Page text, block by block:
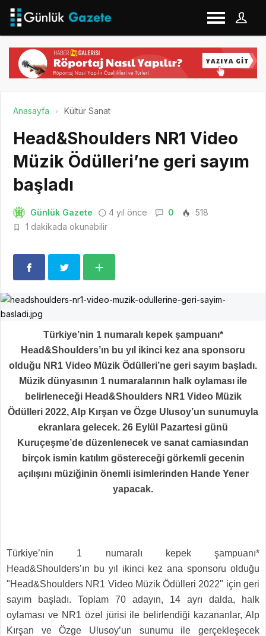
Anasayfa Kültür Sanat
Head&Shoulders NR1 Video
Müzik Ödülleri’ne geri sayım
başladı
Günlük Gazete 4 yıl önce 0
518
1 dakikada okunabilir
Türkiye’nin 1 numaralı kepek şampuanı*
Head&Shoulders’ın bu yıl ikinci kez ana sponsoru
olduğu NR1 Video Müzik Ödülleri’ne geri sayım başladı.
Müzik dünyasının 1 numaralarının halk oylaması ile
belirleneceği Head&Shoulders NR1 Video Müzik
Ödülleri 2022, Alp Kırşan ve Özge Ulusoy’un sunumuyla
ekranlara gelecek. 26 Eylül Pazartesi günü
Kuruçeşme’de düzenlenecek ve sanat camiasından
birçok ismin katılım göstereceği görkemli gecenin
açılışını müziğinin önemli isimlerinden Hande Yener
yapacak.
Türkiye’nin 1 numaralı kepek şampuanı*
Head&Shoulders’ın bu yıl ikinci kez ana sponsoru olduğu
"Head&Shoulders NR1 Video Müzik Ödülleri 2022" için geri
sayım başladı. Toplam 70 adayın, 14 ayrı dalda, halk
oylaması ve NR1 özel jürisi ile belirlendiği kazananlar, Alp
Kırşan ve Özge Ulusoy’un sunumu ile gerçekleşecek